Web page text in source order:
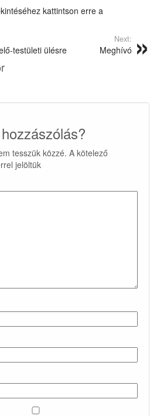
kattintson erre a
testületi ülésre
Next:
Meghívó
tesszük közzé. A kötelező
jelöltük